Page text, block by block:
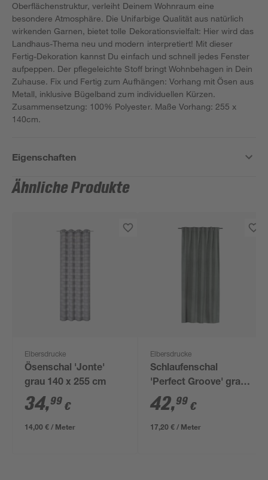
Oberflächenstruktur, verleiht Deinem Wohnraum eine
besondere Atmosphäre. Die Unifarbige Qualität aus natürlich
wirkenden Garnen, bietet tolle Dekorationsvielfalt: Hier wird das
Landhaus-Thema neu und modern interpretiert! Mit dieser
Fertig-Dekoration kannst Du einfach und schnell jedes Fenster
aufpeppen. Der pflegeleichte Stoff bringt Wohnbehagen in Dein
Zuhause. Fix und Fertig zum Aufhängen: Vorhang mit Ösen aus
Metall, inklusive Bügelband zum individuellen Kürzen.
Zusammensetzung: 100% Polyester. Maße Vorhang: 255 x
140cm.
Eigenschaften
Ähnliche Produkte
Elbersdrucke
Ösenschal 'Jonte'
grau 140 x 255 cm
34,99 €
14,00 € / Meter
Elbersdrucke
Schlaufenschal
'Perfect Groove' grau
135 x 255 cm
42,99 €
17,20 € / Meter